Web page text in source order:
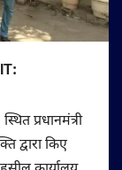
प्रधानमंत्री
द्वारा किए